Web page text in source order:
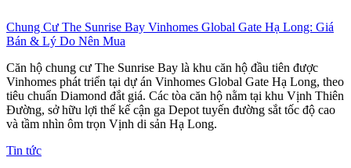
Chung Cư The Sunrise Bay Vinhomes Global Gate Hạ Long: Giá
Bán & Lý Do Nên Mua
Căn hộ chung cư The Sunrise Bay là khu căn hộ đầu tiên được
Vinhomes phát triển tại dự án Vinhomes Global Gate Hạ Long, theo
tiêu chuẩn Diamond đắt giá. Các tòa căn hộ nằm tại khu Vịnh Thiên
Đường, sở hữu lợi thế kế cận ga Depot tuyến đường sắt tốc độ cao
và tầm nhìn ôm trọn Vịnh di sản Hạ Long.
Tin tức